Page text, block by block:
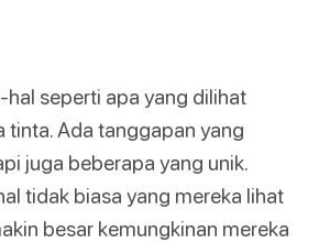
hal seperti apa yang dilihat
tinta. Ada tanggapan yang
juga beberapa yang unik.
tidak biasa yang mereka lihat
besar kemungkinan mereka